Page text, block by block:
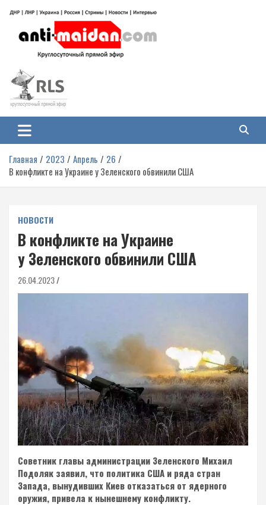
содержимому
Антимайдан: Гражданская война
на Украине
гражданской войне на Украине, включая события в Новороссии, ДНР,
ЛНР и других регионах.
Главная 2023 Апрель
26
В конфликте на Украине у Зеленского обвинили США
НОВОСТИ
В конфликте на Украине
у Зеленского обвинили США
26.04.2023
Советник главы администрации Зеленского Михаил
Подоляк заявил, что политика США и ряда стран
Запада, вынудивших Киев отказаться от ядерного
оружия, привела к нынешнему конфликту.